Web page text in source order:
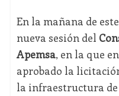
En la mañana de
nueva sesión del
Apemsa, en la que
aprobado la
la infraestructura